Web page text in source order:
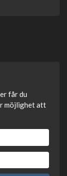
får du
möjlighet att